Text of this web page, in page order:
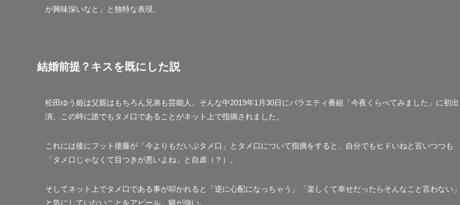
が興味深いなと」と独特な表現。
結婚前提？キスを既にした説
松田ゆう姫は父親はもちろん兄弟も芸能人。そんな中2019年1月30日にバラエティ番組「今夜くらべてみました」に初出
演。この時に誰でもタメ口であることがネット上で指摘されました。
これには後にフット後藤が 「今よりもだいぶタメ口」
とタメ口について指摘をすると、自分でもヒドいねと言いつつも
「タメ口じゃなくて目つきが悪いよね」
と自虐（？）。
そしてネット上でタメ口である事が叩かれると
「逆に心配になっちゃう」「楽しくて幸せだったらそんなこと言わない」
と気にしていないことをアピール。癖が強い。